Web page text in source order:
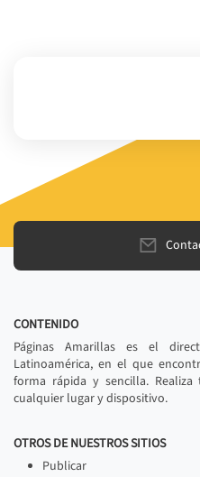
CONTENIDO
Páginas Amarillas es el
Latinoamérica, en el que
forma rápida y sencilla. Realiza
cualquier lugar y dispositivo.
OTROS DE NUESTROS SITIOS
Publicar